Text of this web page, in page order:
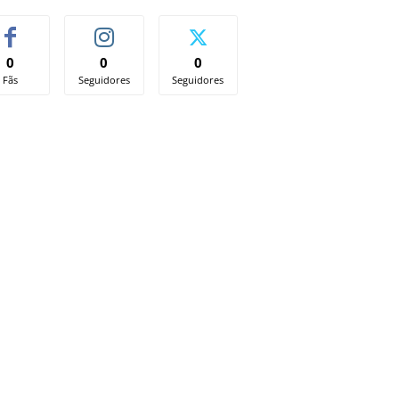
0
Fãs
0
Seguidores
0
Seguidores